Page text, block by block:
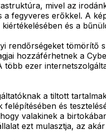
mivel az
fegyveres erőkkel. A
és a
tömörítő
hozzáférhetnek a
ezer
a tiltott
és
valakinek a
ezt mulasztja, az